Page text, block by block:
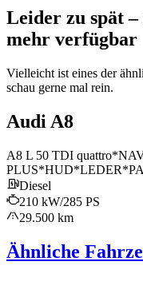
Leider zu spät
mehr verfügbar
Vielleicht ist eines der
schau gerne mal rein.
Audi A8
A8 L 50 TDI
Diesel
210 kW/285 PS
29.500 km
Ähnliche